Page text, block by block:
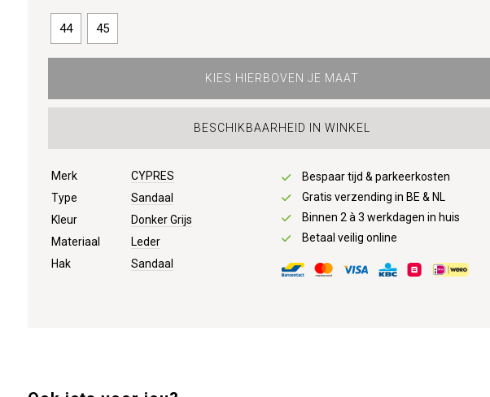
44 45
KIES HIERBOVEN JE MAAT
BESCHIKBAARHEID IN WINKEL
Merk
CYPRES
Type
Sandaal
Kleur
Donker Grijs
Materiaal
Leder
Hak
Sandaal
Bespaar tijd & parkeerkosten
Gratis verzending in BE & NL
Binnen 2 à 3 werkdagen in huis
Betaal veilig online